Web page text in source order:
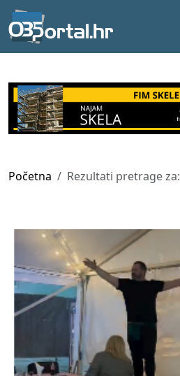
Početna Rezultati pretrage za: